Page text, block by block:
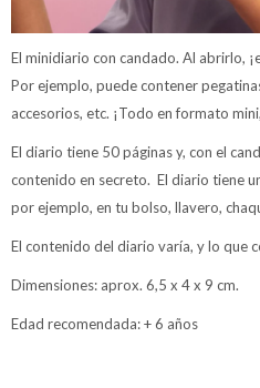
El minidiario con candado. Al abrirlo,
Por ejemplo, puede contener
accesorios, etc. ¡Todo en formato
El diario tiene 50 páginas y, con el
contenido en secreto. El diario tiene
por ejemplo, en tu bolso, llavero,
El contenido del diario varía, y lo que
Dimensiones: aprox. 6,5 x 4 x 9 cm.
Edad recomendada: + 6 años